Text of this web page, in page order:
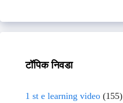
टॉपिक निवडा
1 st e learning video (155)